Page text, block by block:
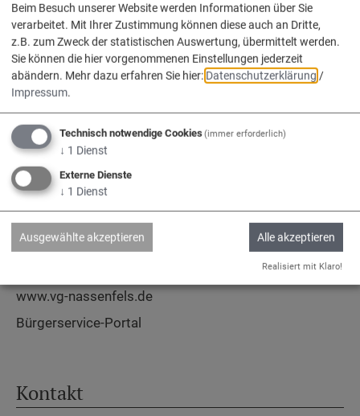
Adelschlag Egweil Nassenfels
Service
Kontakt & Öffnungszeiten
Impressum
Datenschutz
www.vg-nassenfels.de
Bürgerservice-Portal
Kontakt
Beim Besuch unserer Website werden Informationen über Sie
verarbeitet. Mit Ihrer Zustimmung können diese auch an Dritte,
z.B. zum Zweck der statistischen Auswertung, übermittelt werden.
Sie können die hier vorgenommenen Einstellungen jederzeit
abändern. Mehr dazu erfahren Sie hier:Datenschutzerklärung /
Impressum.
Technisch notwendige Cookies(immer erforderlich)
↓ 1 Dienst
Externe Dienste
↓ 1 Dienst
Ausgewählte akzeptieren Alle akzeptieren
Realisiert mit Klaro!